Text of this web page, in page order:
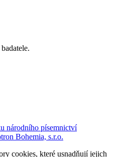
národního písemnictví
Bohemia, s.r.o.
cookies, které usnadňují jejich